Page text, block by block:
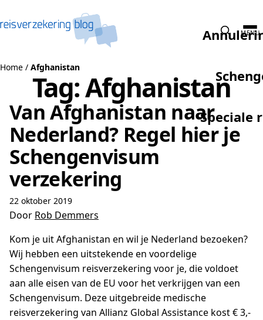
Speciale
MENU
Home / Afghanistan
Tag:Afghanistan
Van Afghanistan naar
Nederland? Regel hier je
Schengenvisum
verzekering
22 oktober 2019
Door Rob Demmers
Kom je uit Afghanistan en wil je Nederland bezoeken?
Wij hebben een uitstekende en voordelige
Schengenvisum reisverzekering voor je, die voldoet
aan alle eisen van de EU voor het verkrijgen van een
Schengenvisum. Deze uitgebreide medische
reisverzekering van Allianz Global Assistance kost € 3,-